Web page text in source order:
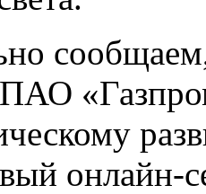
ПАО
онлайн-